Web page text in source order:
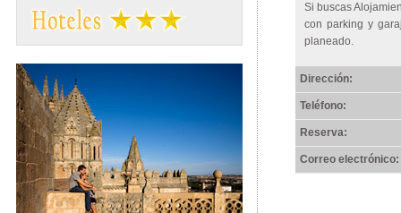
Si buscas
con parking y
planeado.
Dirección:
Teléfono:
Reserva:
Correo electrónico: